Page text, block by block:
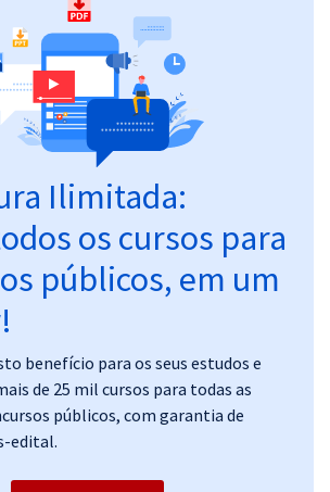
Ilimitada:
os cursos para
públicos, em um
benefício para os seus estudos e
de 25 mil cursos para todas as
públicos, com garantia de
edital.